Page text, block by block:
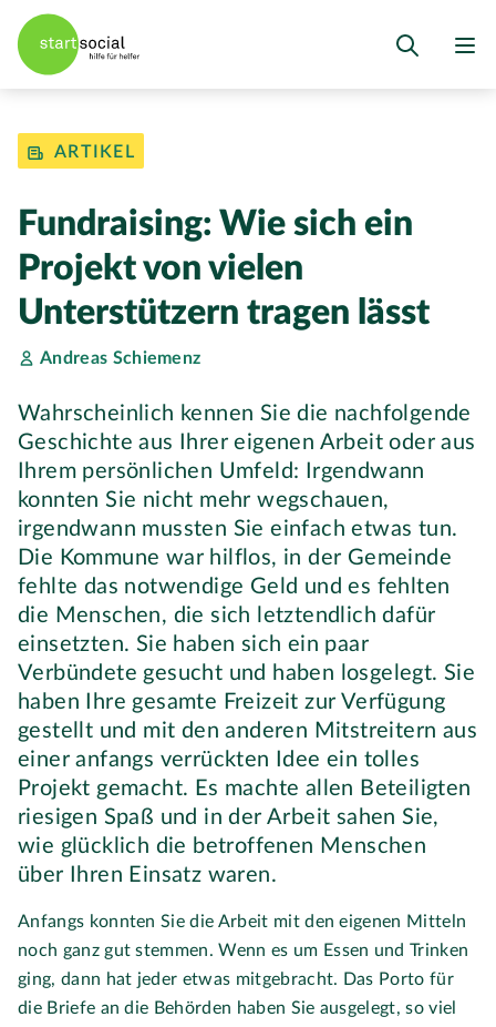
ARTIKEL
Fundraising: Wie sich ein
Projekt von vielen
Unterstützern tragen lässt
Andreas Schiemenz
Wahrscheinlich kennen Sie die nachfolgende
Geschichte aus Ihrer eigenen Arbeit oder aus
Ihrem persönlichen Umfeld: Irgendwann
konnten Sie nicht mehr wegschauen,
irgendwann mussten Sie einfach etwas tun.
Die Kommune war hilflos, in der Gemeinde
fehlte das notwendige Geld und es fehlten
die Menschen, die sich letztendlich dafür
einsetzten. Sie haben sich ein paar
Verbündete gesucht und haben losgelegt. Sie
haben Ihre gesamte Freizeit zur Verfügung
gestellt und mit den anderen Mitstreitern aus
einer anfangs verrückten Idee ein tolles
Projekt gemacht. Es machte allen Beteiligten
riesigen Spaß und in der Arbeit sahen Sie,
wie glücklich die betroffenen Menschen
über Ihren Einsatz waren.
Anfangs konnten Sie die Arbeit mit den eigenen Mitteln
noch ganz gut stemmen. Wenn es um Essen und Trinken
ging, dann hat jeder etwas mitgebracht. Das Porto für
die Briefe an die Behörden haben Sie ausgelegt, so viel